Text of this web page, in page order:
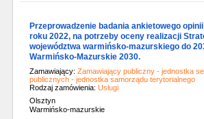
Przeprowadzenie badania ankietowego
roku 2022, na potrzeby oceny realizacji
województwa warmińsko-mazurskiego do
Warmińsko-Mazurskie 2030.
Zamawiający: Zamawiający publiczny - jednostka
publicznych - jednostka samorządu terytorialnego
Rodzaj zamówienia: Usługi
Olsztyn
Warmińsko-mazurskie